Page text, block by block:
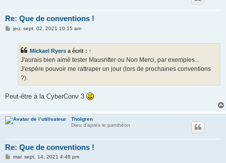
Re: Que de conventions !
Mjeu. sept. 02, 2021 10:15 am
Mickael Ryers a écrit : ↑
J'aurais bien aimé tester Mausritter ou Non Merci, par exemples...
J'espère pouvoir me rattraper un jour (lors de prochaines conventions
?).
Peut-être à la CyberConv 3
Tholgren
Dieu d'après le panthéon
Re: Que de conventions !
Mmar. sept. 14, 2021 4:46 pm